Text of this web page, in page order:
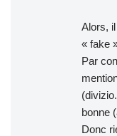
Alors,
« fake
Par
bonne
Donc